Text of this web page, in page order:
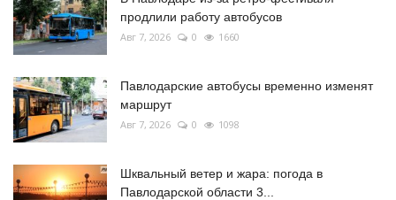
продлили работу автобусов
Авг 7, 2026 0 1660
Павлодарские автобусы временно изменят
маршрут
Авг 7, 2026 0 1098
Шквальный ветер и жара: погода в
Павлодарской области 3...